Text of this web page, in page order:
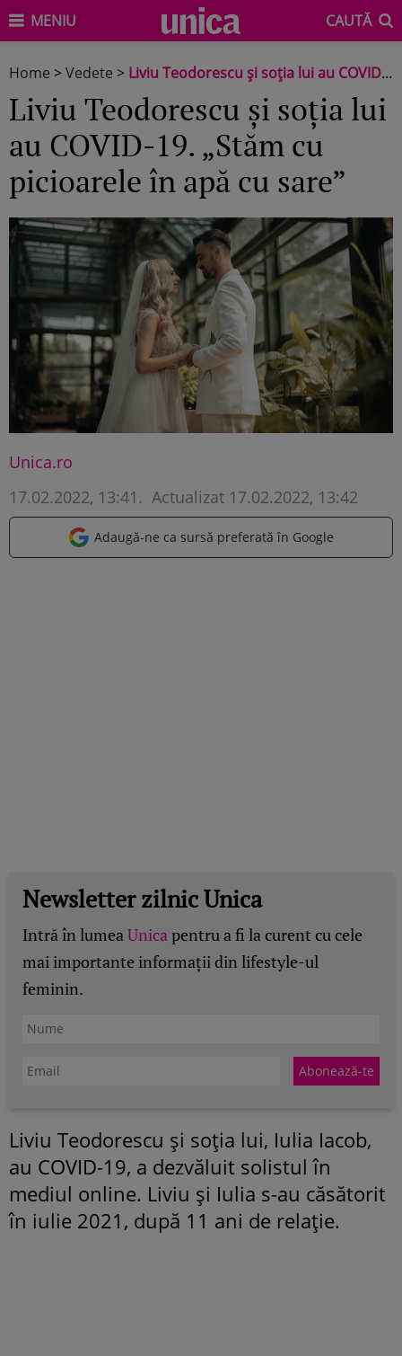
MENIU CAUTĂ
Home >Vedete > Liviu Teodorescu și soția lui au COVID-19. „Stăm cu picioarele în apă cu sare”
Liviu Teodorescu și soția lui
au COVID-19. „Stăm cu
picioarele în apă cu sare”
Unica.ro
17.02.2022, 13:41 . Actualizat 17.02.2022, 13:42
Adaugă-ne ca sursă preferată în Google
Newsletter zilnic Unica
Intră în lumeaUnicapentru a fi la curent cu cele
mai importante informații din lifestyle-ul
feminin.
Liviu Teodorescu și soția lui, Iulia Iacob,
au COVID-19, a dezvăluit solistul în
mediul online. Liviu și Iulia s-au căsătorit
în iulie 2021, după 11 ani de relație.